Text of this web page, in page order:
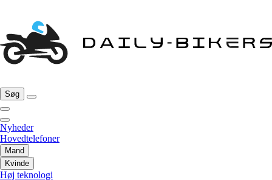
Søg
Nyheder
Hovedtelefoner
Mand
Kvinde
Høj teknologi